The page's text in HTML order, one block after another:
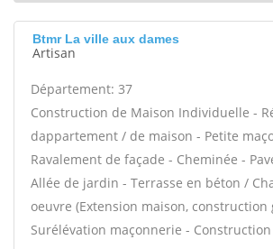
Btmr La ville aux dames
Artisan
Département: 37
Construction de Maison Individuelle -
dappartement / de maison - Petite
Ravalement de façade - Cheminée -
Allée de jardin - Terrasse en béton /
oeuvre (Extension maison, construction
Surélévation maçonnerie -